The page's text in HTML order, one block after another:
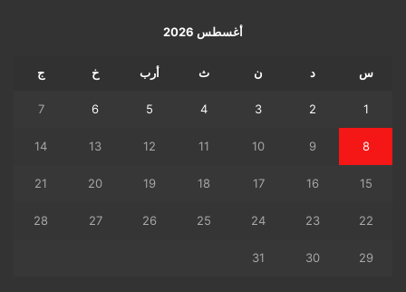
أغسطس 2026
س د ن ث أرب خ ج
1
2
3
4
5
6
7
8
9
10
11
12
13
14
15
16
17
18
19
20
21
22
23
24
25
26
27
28
29
30
31